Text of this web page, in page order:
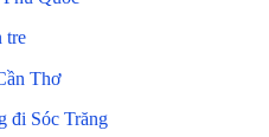
tre
Thơ
đi Sóc Trăng